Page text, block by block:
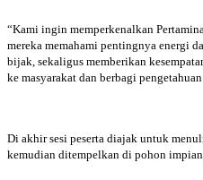
“Kami ingin memperkenalkan
mereka memahami pentingnya energi
bijak, sekaligus memberikan
ke masyarakat dan berbagi
Di akhir sesi peserta diajak untuk
kemudian ditempelkan di pohon impian